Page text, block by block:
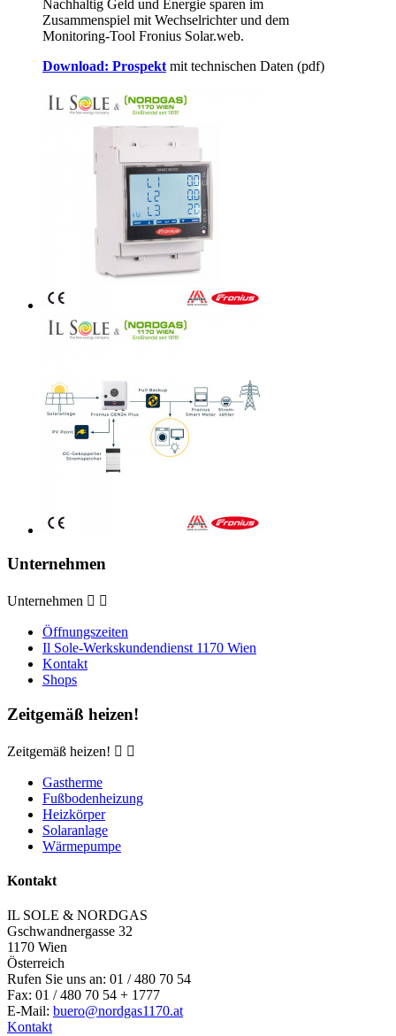
Nachhaltig Geld und Energie sparen im
Zusammenspiel mit Wechselrichter und dem
Monitoring-Tool Fronius Solar.web.
Download: Prospekt mit technischen Daten (pdf)
Unternehmen
Unternehmen  
Öffnungszeiten
Il Sole-Werkskundendienst 1170 Wien
Kontakt
Shops
Zeitgemäß heizen!
Zeitgemäß heizen!  
Gastherme
Fußbodenheizung
Heizkörper
Solaranlage
Wärmepumpe
Kontakt
IL SOLE & NORDGAS
Gschwandnergasse 32
1170 Wien
Österreich
Rufen Sie uns an: 01 / 480 70 54
Fax: 01 / 480 70 54 + 1777
E-Mail: buero@nordgas1170.at
Kontakt